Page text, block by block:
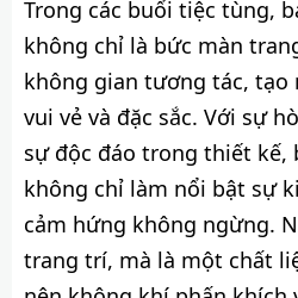
Trong các buổi tiệc tùng,
không chỉ là bức màn
không gian tương tác, tạo
vui vẻ và đặc sắc. Với sự
sự độc đáo trong thiết kế,
không chỉ làm nổi bật sự
cảm hứng không ngừng.
trang trí, mà là một chất